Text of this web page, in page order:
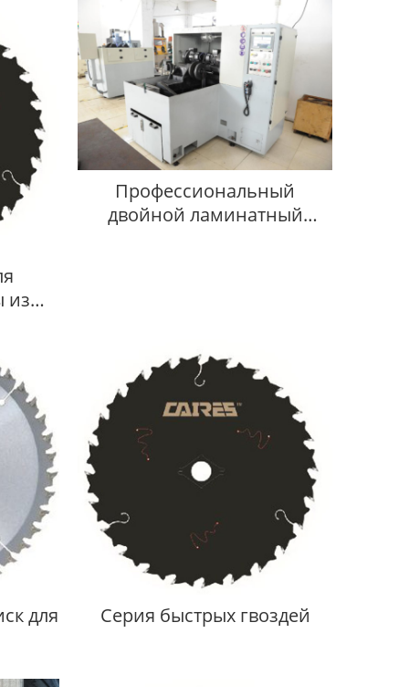
из
Профессиональный
двойной ламинатный
для Серия быстрых гвоздей